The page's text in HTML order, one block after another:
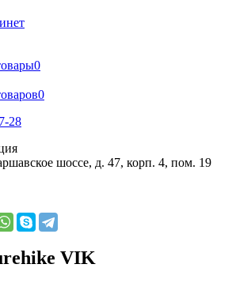
0
0
28
шоссе, д. 47, корп. 4, пом. 19
VIK